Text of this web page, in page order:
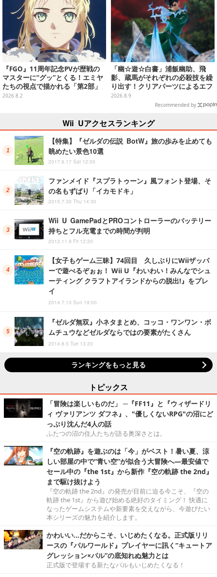
『FGO』11周年記念PVが歴戦の
マスターに“グッ”とくる！エミヤ
たちの視点で描かれる「第2部」
の旅路
2026.8.2
「幽☆遊☆白書」浦飯幽助、飛
影、蔵馬がそれぞれの必殺技を繰
り出す！クリアパーツによるエフ
ェクト演出で迫力満載
2026.8.9
Recommended by
Wii Uアクセスランキング
【特集】『ゼルダの伝説 BotW』旅の歩みを止めても
眺めたい景色10選
2017.6.17 Sat 12:00
ファンメイド『スプラトゥーン』風フォント登場、そ
の名もずばり「イカモドキ」
2015.7.30 Thu 14:30
Wii U GamePadとPROコントローラーのバッテリー
持ちとフル充電までの時間が判明
2012.11.9 Fri 12:20
【女子もゲーム三昧】74回目 久しぶりにWiiザッパ
ーで遊べるぞぉぉ！ Wii U『わいわい！みんなでシュ
ーティング クラフトアイランドからの脱出!』をプレ
イ
2014.7.13 Sun 19:00
『ゼルダ無双』小ネタまとめ、コッコ・ワンワン・ボ
ムチュウなどゼルダならではの要素がたくさん
2014.8.5 Tue 13:20
ランキングをもっと見る
トピックス
「冒険は楽しいものだ」 ─『FF11』と『ウィザードリ
ィ ヴァリアンツ ダフネ』、"優しくないRPG"の沼にど
っぷり沈んだ4人の話
ふたつの沼の住人たちが語る奥深さとは。
『空の軌跡』を遊ぶのは「今」がベスト！暑い夏、涼
しい部屋の中で“青い空”が似合う大冒険へ―最安値で
セール中の『the 1st』から新作『空の軌跡 the 2nd』
まで駆け抜けよう
『空の軌跡 the 2nd』の発売が目前に迫る今こそ、『空の
軌跡 the 1st』から遊び始める絶好のタイミング！ 快適に
なったゲームシステムや新要素を交えながら、今遊びたい
本シリーズの魅力を紹介します。
かわいい…だからこそ、いじめたくなる。正式版リリ
ースの『パルワールド』プレイヤーに訊く“キュートア
グレッション×パル”の底知れぬ魅力とは
正式版で登場する新たなパルもいじめたくなる！